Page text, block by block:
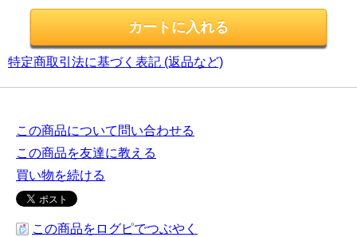
特定商取引法に基づく表記 (返品など)
この商品について問い合わせる
この商品を友達に教える
買い物を続ける
この商品をログピでつぶやく